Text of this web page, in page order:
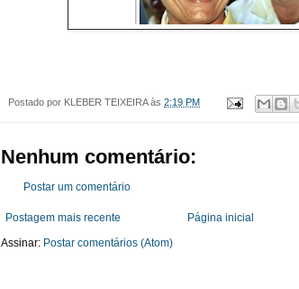
Postado por KLEBER TEIXEIRA às 2:19 PM
Nenhum comentário:
Postar um comentário
Postagem mais recente
Página inicial
Assinar: Postar comentários (Atom)